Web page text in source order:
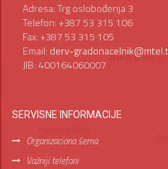
Adresa: Trg oslobođenja 3
Telefon: +387 53 315 106
Fax: +387 53 315 105
Email: derv-
JIB: 400164060007
SERVISNE INFORMACIJE
Organizaciona šema
Važniji telefoni